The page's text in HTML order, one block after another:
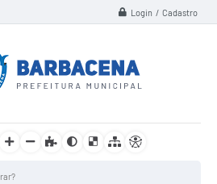
Login / Cadastro